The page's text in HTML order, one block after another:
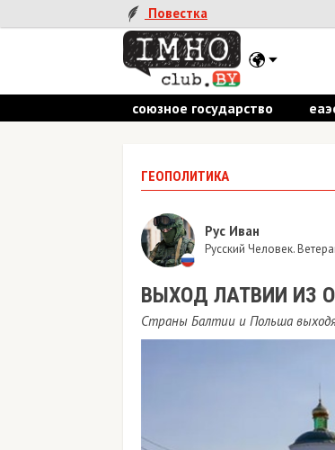
Повестка
союзное государство
ГЕОПОЛИТИКА
Рус Иван
Русский Человек.
ВЫХОД ЛАТВИИ ИЗ
Страны Балтии и Польша